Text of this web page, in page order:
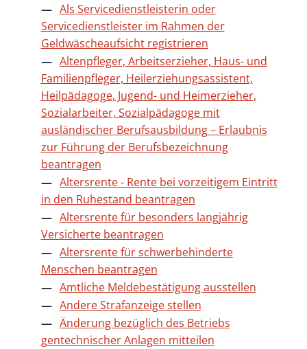
Als Servicedienstleisterin oder
Servicedienstleister im Rahmen der
Geldwäscheaufsicht registrieren
Altenpfleger, Arbeitserzieher, Haus- und
Familienpfleger, Heilerziehungsassistent,
Heilpädagoge, Jugend- und Heimerzieher,
Sozialarbeiter, Sozialpädagoge mit
ausländischer Berufsausbildung – Erlaubnis
zur Führung der Berufsbezeichnung
beantragen
Altersrente - Rente bei vorzeitigem Eintritt
in den Ruhestand beantragen
Altersrente für besonders langjährig
Versicherte beantragen
Altersrente für schwerbehinderte
Menschen beantragen
Amtliche Meldebestätigung ausstellen
Andere Strafanzeige stellen
Änderung bezüglich des Betriebs
gentechnischer Anlagen mitteilen